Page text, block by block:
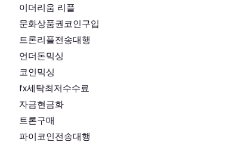
이더리움 리플
문화상품권코인구입
트론리플전송대행
언더돈믹싱
코인믹싱
fx세탁최저수수료
자금현금화
트론구매
파이코인전송대행